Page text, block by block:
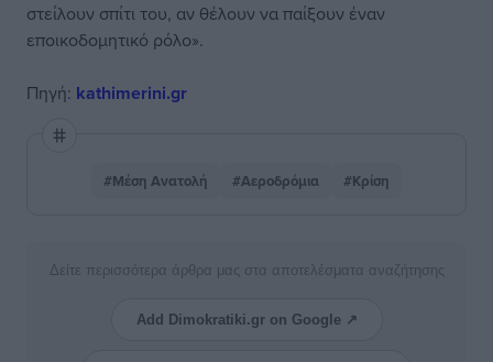
στείλουν σπίτι του, αν θέλουν να παίξουν έναν
εποικοδομητικό ρόλο».
Πηγή: kathimerini.gr
#Μέση Ανατολή #Αεροδρόμια #Κρίση
Δείτε περισσότερα άρθρα μας στα αποτελέσματα αναζήτησης
Add Dimokratiki.gr on Google ↗